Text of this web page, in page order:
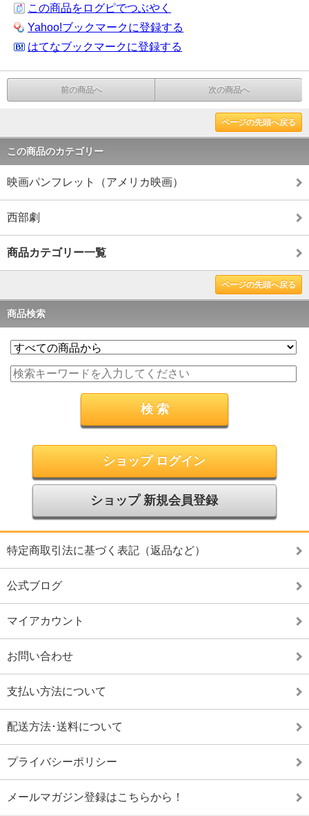
この商品をログピでつぶやく
Yahoo!ブックマークに登録する
はてなブックマークに登録する
前の商品へ 次の商品へ
ページの先頭へ戻る
この商品のカテゴリー
映画パンフレット（アメリカ映画）
西部劇
商品カテゴリー一覧
ページの先頭へ戻る
商品検索
ショップ ログイン
ショップ 新規会員登録
特定商取引法に基づく表記（返品など）
公式ブログ
マイアカウント
お問い合わせ
支払い方法について
配送方法･送料について
プライバシーポリシー
メールマガジン登録はこちらから！